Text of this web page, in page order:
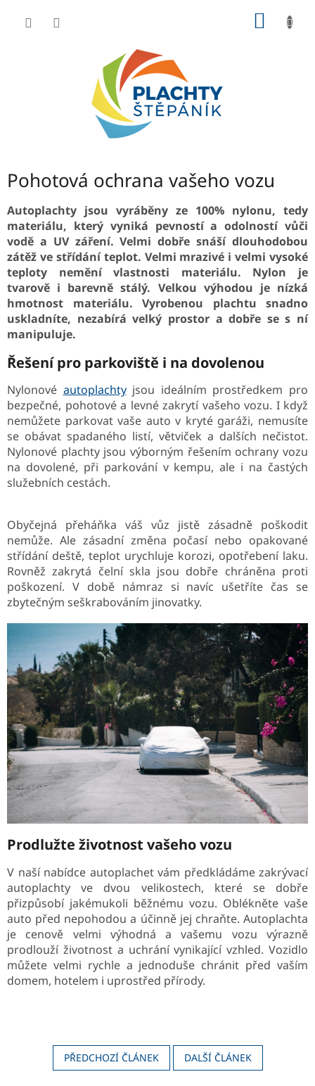
Pohotová ochrana vašeho vozu
Autoplachty jsou vyráběny ze 100% nylonu, tedy
materiálu, který vyniká pevností a odolností vůči
vodě a UV záření. Velmi dobře snáší dlouhodobou
zátěž ve střídání teplot. Velmi mrazivé i velmi vysoké
teploty nemění vlastnosti materiálu. Nylon je
tvarově i barevně stálý. Velkou výhodou je nízká
hmotnost materiálu. Vyrobenou plachtu snadno
uskladníte, nezabírá velký prostor a dobře se s ní
manipuluje.
Řešení pro parkoviště i na dovolenou
Nylonové autoplachtyjsou ideálním prostředkem pro
bezpečné, pohotové a levné zakrytí vašeho vozu. I když
nemůžete parkovat vaše auto v kryté garáži, nemusíte
se obávat spadaného listí, větviček a dalších nečistot.
Nylonové plachty jsou výborným řešením ochrany vozu
na dovolené, při parkování v kempu, ale i na častých
služebních cestách.
Obyčejná přeháňka váš vůz jistě zásadně poškodit
nemůže. Ale zásadní změna počasí nebo opakované
střídání deště, teplot urychluje korozi, opotřebení laku.
Rovněž zakrytá čelní skla jsou dobře chráněna proti
poškození. V době námraz si navíc ušetříte čas se
zbytečným seškrabováním jinovatky.
Prodlužte životnost vašeho vozu
V naší nabídce autoplachet vám předkládáme zakrývací
autoplachty ve dvou velikostech, které se dobře
přizpůsobí jakémukoli běžnému vozu. Oblékněte vaše
auto před nepohodou a účinně jej chraňte. Autoplachta
je cenově velmi výhodná a vašemu vozu výrazně
prodlouží životnost a uchrání vynikající vzhled. Vozidlo
můžete velmi rychle a jednoduše chránit před vaším
domem, hotelem i uprostřed přírody.
PŘEDCHOZÍ ČLÁNEK DALŠÍ ČLÁNEK